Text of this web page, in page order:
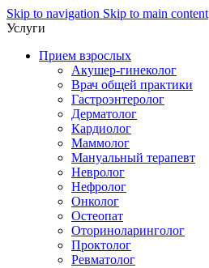
Skip to navigation Skip to main content
Услуги
Прием взрослых
Акушер-гинеколог
Врач общей практики
Гастроэнтеролог
Дерматолог
Кардиолог
Маммолог
Мануальный терапевт
Невролог
Нефролог
Онколог
Остеопат
Оториноларинголог
Проктолог
Ревматолог